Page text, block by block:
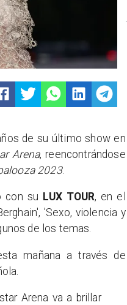
de su último show en
Arena, reencontrándose
2023.
con su LUX TOUR, en el
'Sexo, violencia y
de los temas.
mañana a través de
Arena va a brillar